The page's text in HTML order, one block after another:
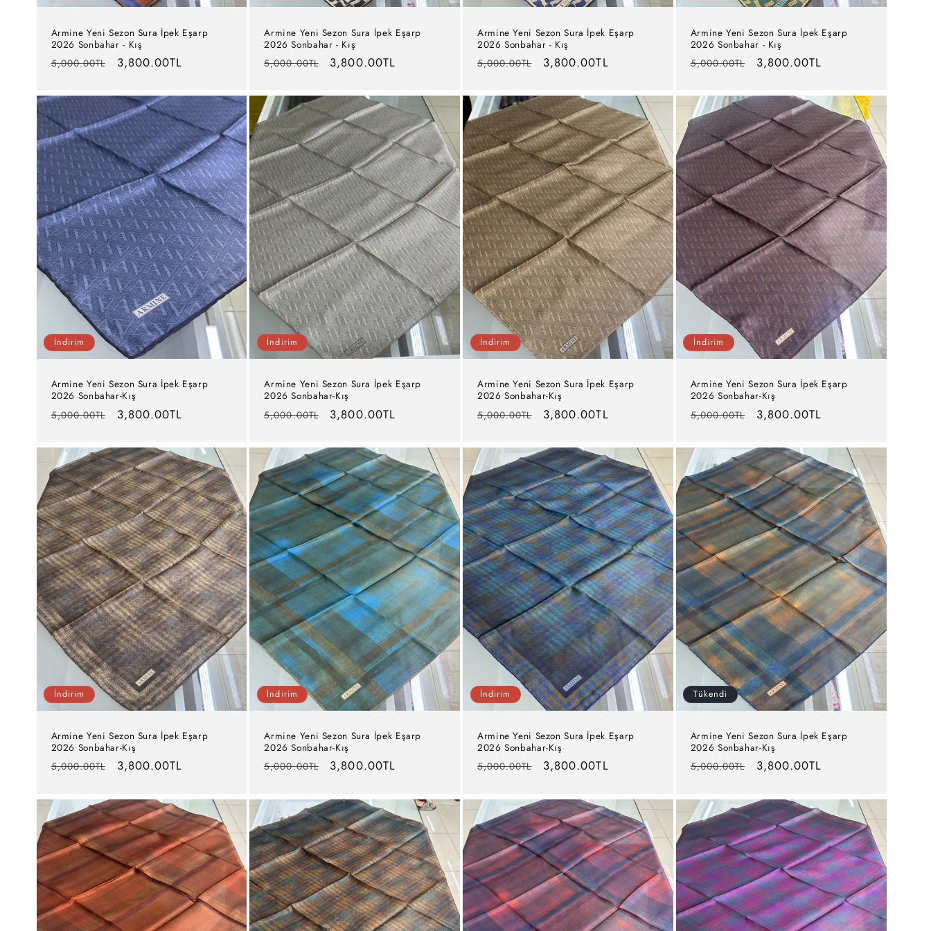
Armine Yeni Sezon Sura İpek Eşarp
2026 Sonbahar - Kış
Normal
5,000.00TL
İndirimli
3,800.00TL
Armine Yeni Sezon Sura İpek Eşarp
2026 Sonbahar - Kış
Normal
5,000.00TL
İndirimli
3,800.00TL
Armine Yeni Sezon Sura İpek Eşarp
2026 Sonbahar - Kış
Normal
5,000.00TL
İndirimli
3,800.00TL
Armine Yeni Sezon Sura İpek Eşarp
2026 Sonbahar - Kış
Normal
5,000.00TL
İndirimli
3,800.00TL
İndirim
Armine Yeni Sezon Sura İpek Eşarp
2026 Sonbahar-Kış
Normal
5,000.00TL
İndirimli
3,800.00TL
İndirim
Armine Yeni Sezon Sura İpek Eşarp
2026 Sonbahar-Kış
Normal
5,000.00TL
İndirimli
3,800.00TL
İndirim
Armine Yeni Sezon Sura İpek Eşarp
2026 Sonbahar-Kış
Normal
5,000.00TL
İndirimli
3,800.00TL
İndirim
Armine Yeni Sezon Sura İpek Eşarp
2026 Sonbahar-Kış
Normal
5,000.00TL
İndirimli
3,800.00TL
İndirim
Armine Yeni Sezon Sura İpek Eşarp
2026 Sonbahar-Kış
Normal
5,000.00TL
İndirimli
3,800.00TL
İndirim
Armine Yeni Sezon Sura İpek Eşarp
2026 Sonbahar-Kış
Normal
5,000.00TL
İndirimli
3,800.00TL
İndirim
Armine Yeni Sezon Sura İpek Eşarp
2026 Sonbahar-Kış
Normal
5,000.00TL
İndirimli
3,800.00TL
Tükendi
Armine Yeni Sezon Sura İpek Eşarp
2026 Sonbahar-Kış
Normal
5,000.00TL
İndirimli
3,800.00TL